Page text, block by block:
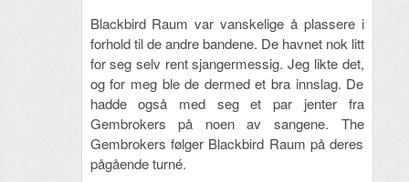
Blackbird Raum var vanskelige å plassere i
forhold til de andre bandene. De havnet nok litt
for seg selv rent sjangermessig. Jeg likte det,
og for meg ble de dermed et bra innslag. De
hadde også med seg et par jenter fra
Gembrokers på noen av sangene. The
Gembrokers følger Blackbird Raum på deres
pågående turné.